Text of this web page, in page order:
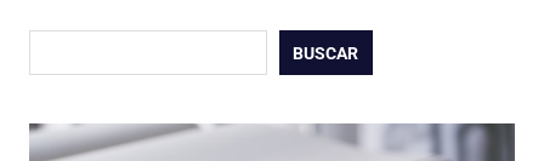
BUSCAR